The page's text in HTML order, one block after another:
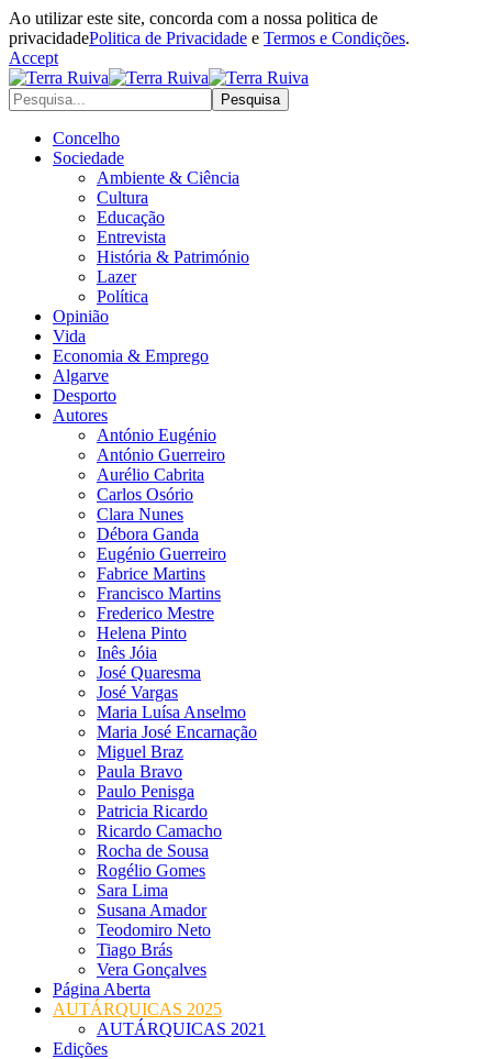
Ao utilizar este site, concorda com a nossa politica de
privacidadePolitica de Privacidade e Termos e Condições.
Accept
Concelho
Sociedade
Ambiente & Ciência
Cultura
Educação
Entrevista
História & Património
Lazer
Política
Opinião
Vida
Economia & Emprego
Algarve
Desporto
Autores
António Eugénio
António Guerreiro
Aurélio Cabrita
Carlos Osório
Clara Nunes
Débora Ganda
Eugénio Guerreiro
Fabrice Martins
Francisco Martins
Frederico Mestre
Helena Pinto
Inês Jóia
José Quaresma
José Vargas
Maria Luísa Anselmo
Maria José Encarnação
Miguel Braz
Paula Bravo
Paulo Penisga
Patricia Ricardo
Ricardo Camacho
Rocha de Sousa
Rogélio Gomes
Sara Lima
Susana Amador
Teodomiro Neto
Tiago Brás
Vera Gonçalves
Página Aberta
AUTÁRQUICAS 2025
AUTÁRQUICAS 2021
Edições